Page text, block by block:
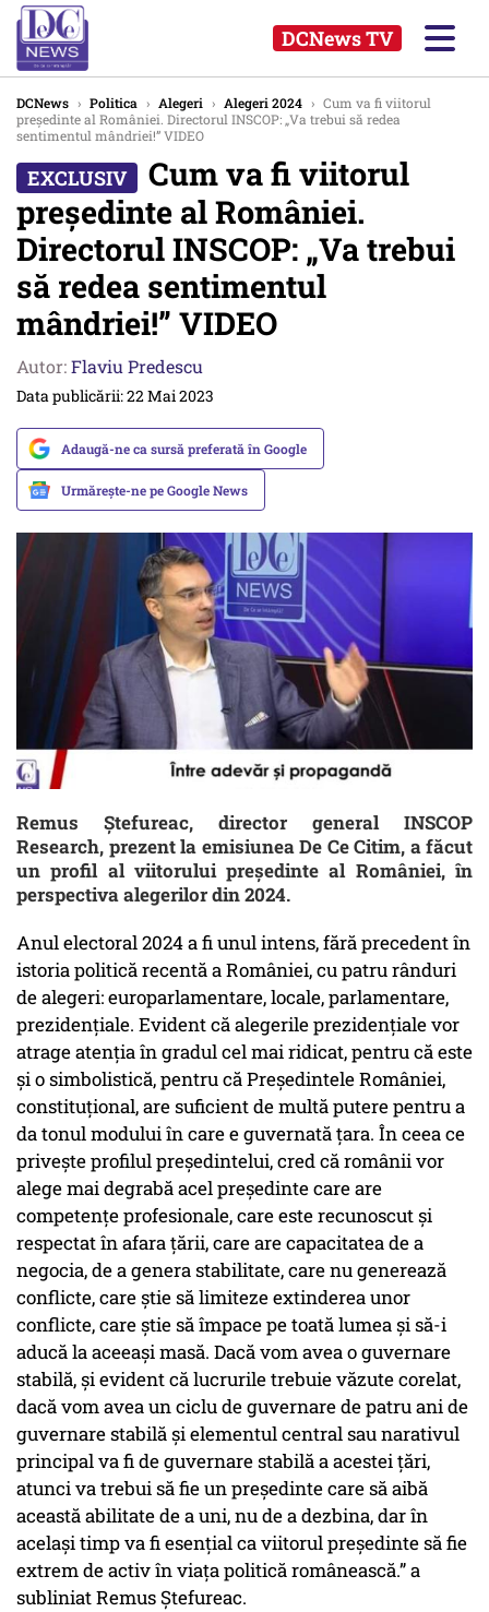
DCNews TV
DCNews › Politica › Alegeri › Alegeri 2024 › Cum va fi viitorul
președinte al României. Directorul INSCOP: „Va trebui să redea
sentimentul mândriei!” VIDEO
Cum va fi viitorul
președinte al României.
Directorul INSCOP: „Va trebui
să redea sentimentul
mândriei!” VIDEO
Autor:Flaviu Predescu
Data publicării: 22 Mai 2023
Adaugă-ne ca sursă preferată în Google
Urmărește-ne pe Google News
Remus Ștefureac, director general INSCOP
Research, prezent la emisiunea De Ce Citim, a făcut
un profil al viitorului președinte al României, în
perspectiva alegerilor din 2024.
Anul electoral 2024 a fi unul intens, fără precedent în
istoria politică recentă a României, cu patru rânduri
de alegeri: europarlamentare, locale, parlamentare,
prezidențiale. Evident că alegerile prezidențiale vor
atrage atenția în gradul cel mai ridicat, pentru că este
și o simbolistică, pentru că Președintele României,
constituțional, are suficient de multă putere pentru a
da tonul modului în care e guvernată țara. În ceea ce
privește profilul președintelui, cred că românii vor
alege mai degrabă acel președinte care are
competențe profesionale, care este recunoscut și
respectat în afara țării, care are capacitatea de a
negocia, de a genera stabilitate, care nu generează
conflicte, care știe să limiteze extinderea unor
conflicte, care știe să împace pe toată lumea și să-i
aducă la aceeași masă. Dacă vom avea o guvernare
stabilă, și evident că lucrurile trebuie văzute corelat,
dacă vom avea un ciclu de guvernare de patru ani de
guvernare stabilă și elementul central sau narativul
principal va fi de guvernare stabilă a acestei țări,
atunci va trebui să fie un președinte care să aibă
această abilitate de a uni, nu de a dezbina, dar în
același timp va fi esențial ca viitorul președinte să fie
extrem de activ în viața politică românească.” a
subliniat Remus Ștefureac.